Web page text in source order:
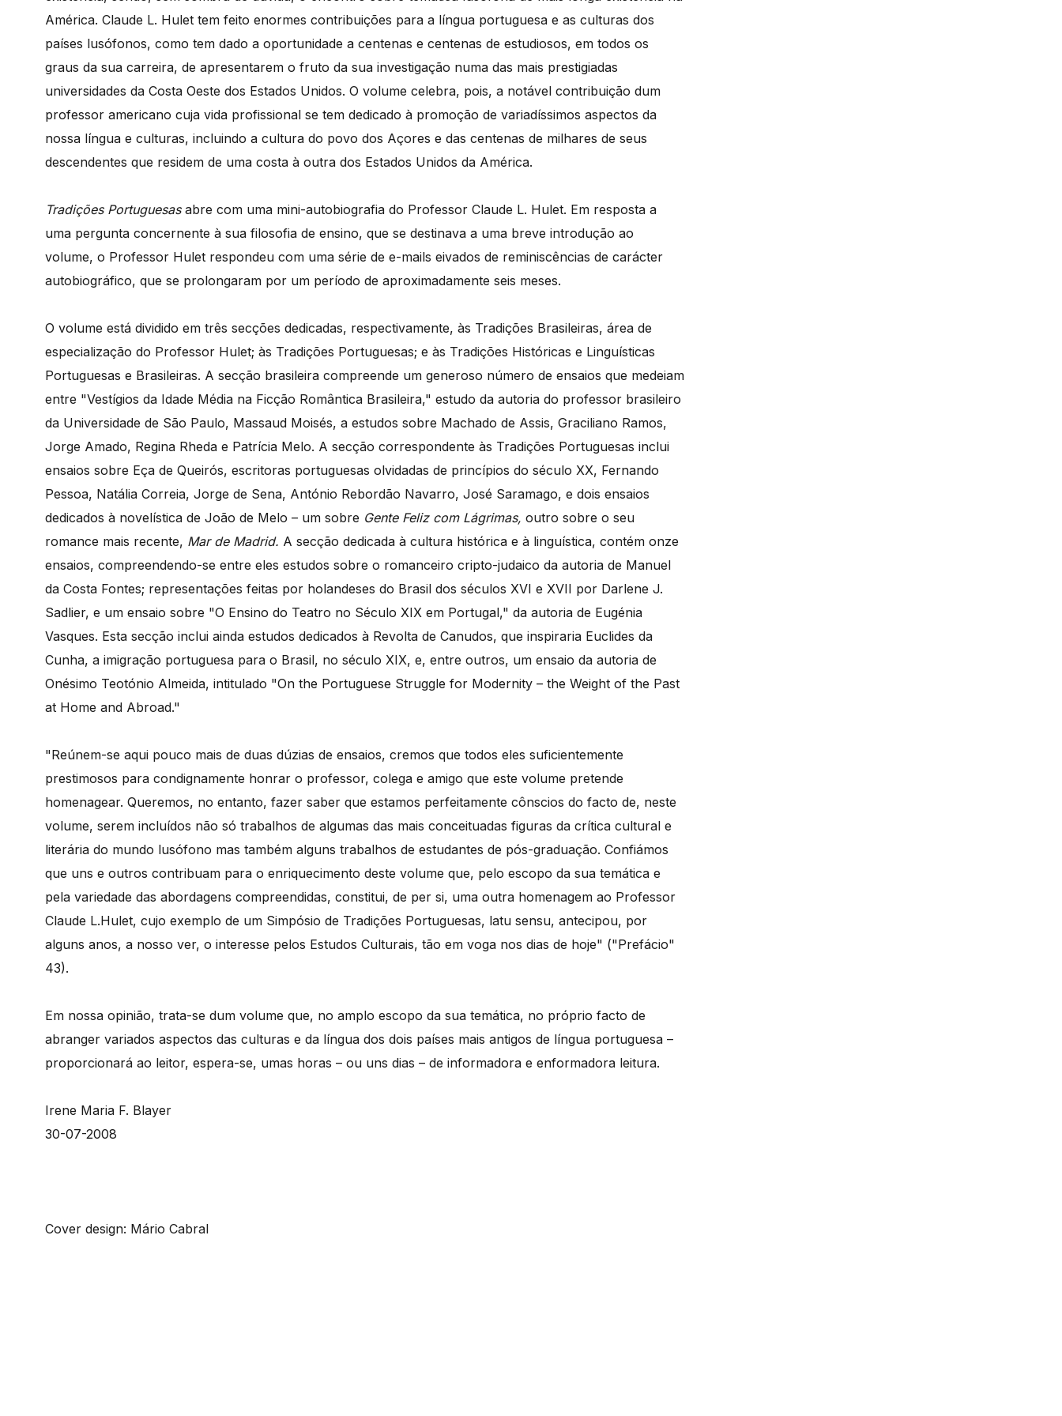
América. Claude L. Hulet tem feito enormes contribuições para a língua portuguesa e as culturas dos
países lusófonos, como tem dado a oportunidade a centenas e centenas de estudiosos, em todos os
graus da sua carreira, de apresentarem o fruto da sua investigação numa das mais prestigiadas
universidades da Costa Oeste dos Estados Unidos. O volume celebra, pois, a notável contribuição dum
professor americano cuja vida profissional se tem dedicado à promoção de variadíssimos aspectos da
nossa língua e culturas, incluindo a cultura do povo dos Açores e das centenas de milhares de seus
descendentes que residem de uma costa à outra dos Estados Unidos da América.
Tradições Portuguesas abre com uma mini-autobiografia do Professor Claude L. Hulet. Em resposta a
uma pergunta concernente à sua filosofia de ensino, que se destinava a uma breve introdução ao
volume, o Professor Hulet respondeu com uma série de e-mails eivados de reminiscências de carácter
autobiográfico, que se prolongaram por um período de aproximadamente seis meses.
O volume está dividido em três secções dedicadas, respectivamente, às Tradições Brasileiras, área de
especialização do Professor Hulet; às Tradições Portuguesas; e às Tradições Históricas e Linguísticas
Portuguesas e Brasileiras. A secção brasileira compreende um generoso número de ensaios que medeiam
entre "Vestígios da Idade Média na Ficção Romântica Brasileira," estudo da autoria do professor brasileiro
da Universidade de São Paulo, Massaud Moisés, a estudos sobre Machado de Assis, Graciliano Ramos,
Jorge Amado, Regina Rheda e Patrícia Melo. A secção correspondente às Tradições Portuguesas inclui
ensaios sobre Eça de Queirós, escritoras portuguesas olvidadas de princípios do século XX, Fernando
Pessoa, Natália Correia, Jorge de Sena, António Rebordão Navarro, José Saramago, e dois ensaios
dedicados à novelística de João de Melo – um sobre Gente Feliz com Lágrimas, outro sobre o seu
romance mais recente, Mar de Madrid. A secção dedicada à cultura histórica e à linguística, contém onze
ensaios, compreendendo-se entre eles estudos sobre o romanceiro cripto-judaico da autoria de Manuel
da Costa Fontes; representações feitas por holandeses do Brasil dos séculos XVI e XVII por Darlene J.
Sadlier, e um ensaio sobre "O Ensino do Teatro no Século XIX em Portugal," da autoria de Eugénia
Vasques. Esta secção inclui ainda estudos dedicados à Revolta de Canudos, que inspiraria Euclides da
Cunha, a imigração portuguesa para o Brasil, no século XIX, e, entre outros, um ensaio da autoria de
Onésimo Teotónio Almeida, intitulado "On the Portuguese Struggle for Modernity – the Weight of the Past
at Home and Abroad."
"Reúnem-se aqui pouco mais de duas dúzias de ensaios, cremos que todos eles suficientemente
prestimosos para condignamente honrar o professor, colega e amigo que este volume pretende
homenagear. Queremos, no entanto, fazer saber que estamos perfeitamente cônscios do facto de, neste
volume, serem incluídos não só trabalhos de algumas das mais conceituadas figuras da crítica cultural e
literária do mundo lusófono mas também alguns trabalhos de estudantes de pós-graduação. Confiámos
que uns e outros contribuam para o enriquecimento deste volume que, pelo escopo da sua temática e
pela variedade das abordagens compreendidas, constitui, de per si, uma outra homenagem ao Professor
Claude L.Hulet, cujo exemplo de um Simpósio de Tradições Portuguesas, latu sensu, antecipou, por
alguns anos, a nosso ver, o interesse pelos Estudos Culturais, tão em voga nos dias de hoje" ("Prefácio"
43).
Em nossa opinião, trata-se dum volume que, no amplo escopo da sua temática, no próprio facto de
abranger variados aspectos das culturas e da língua dos dois países mais antigos de língua portuguesa –
proporcionará ao leitor, espera-se, umas horas – ou uns dias – de informadora e enformadora leitura.
Irene Maria F. Blayer
30-07-2008
Cover design: Mário Cabral